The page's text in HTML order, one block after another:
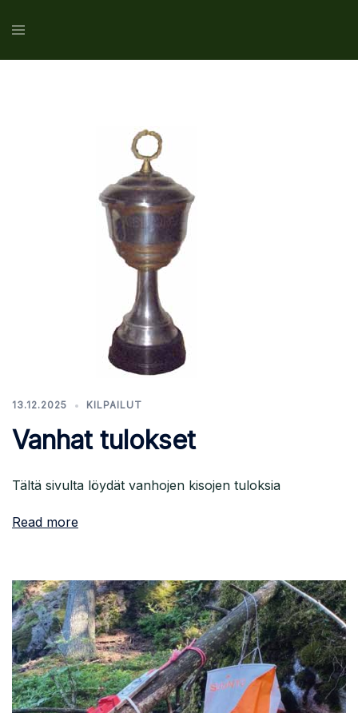
13.12.2025 KILPAILUT
Vanhat tulokset
Tältä sivulta löydät vanhojen kisojen tuloksia
Read more